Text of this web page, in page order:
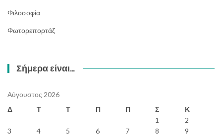
Φιλοσοφία
Φωτορεπορτάζ
Σήμερα είναι…
Αύγουστος 2026
Δ
Τ Τ Π Π Σ
Κ
1
2
3
4 5 6 7 8
9